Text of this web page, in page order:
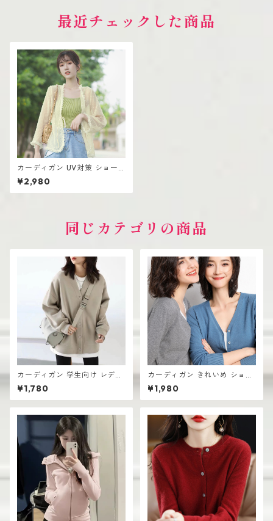
最近チェックした商品
カーディガン UV対策 ショー
ル シフォン エアコン対策
¥2,980
同じカテゴリの商品
カーディガン 学生向け レディ
ース 無地デザイン 高見え おし
ゃれ vネック
¥1,780
カーディガン きれいめ ショー
ト丈 レディース 羽織り 軽量
無地デザイン ニット
¥1,980